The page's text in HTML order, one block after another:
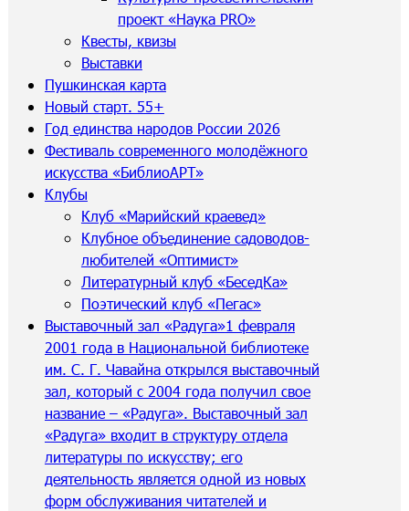
проект «Наука PRO»
Квесты, квизы
Выставки
Пушкинская карта
Новый старт. 55+
Год единства народов России 2026
Фестиваль современного молодёжного
искусства «БиблиоАРТ»
Клубы
Клуб «Марийский краевед»
Клубное объединение садоводов-
любителей «Оптимист»
Литературный клуб «БеседКа»
Поэтический клуб «Пегас»
Выставочный зал «Радуга»1 февраля
2001 года в Национальной библиотеке
им. С. Г. Чавайна открылся выставочный
зал, который с 2004 года получил свое
название – «Радуга». Выставочный зал
«Радуга» входит в структуру отдела
литературы по искусству; его
деятельность является одной из новых
форм обслуживания читателей и